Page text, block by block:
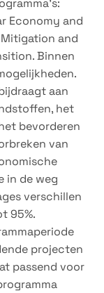
Economy and
and
Binnen
aan
het
bevorderen
van
in de weg
verschillen
95%.
projecten
passend voor